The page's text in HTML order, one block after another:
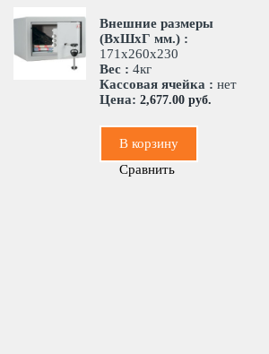
Внешние размеры
(ВхШхГ мм.) :
171х260х230
Вес : 4кг
Кассовая ячейка : нет
Цена: 2,677.00 руб.
В корзину
Сравнить